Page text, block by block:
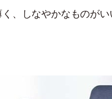
、しなやかなものがい